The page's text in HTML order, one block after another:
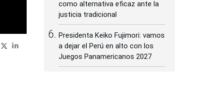
como alternativa eficaz ante la
justicia tradicional
Presidenta Keiko Fujimori: vamos
a dejar el Perú en alto con los
Juegos Panamericanos 2027